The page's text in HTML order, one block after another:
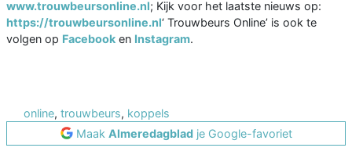
www.trouwbeursonline.nl; Kijk voor het laatste nieuws op:
https://trouwbeursonline.nl‘ Trouwbeurs Online’ is ook te
volgen op Facebook en Instagram.
online, trouwbeurs, koppels
Maak Almeredagbladje Google-favoriet